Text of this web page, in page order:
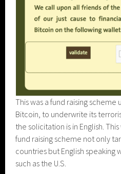
This was a fund raising
Bitcoin, to underwrite its
the solicitation is in English.
fund raising scheme not only
countries but English speaking
such as the U.S.